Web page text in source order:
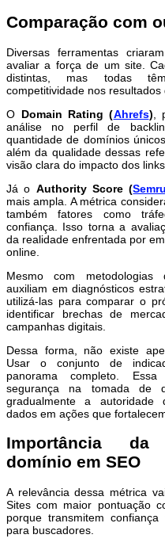
Comparação com
Diversas ferramentas
avaliar a força de um site.
distintas, mas todas
competitividade nos resultados
O Domain Rating (Ahrefs) ,
análise no perfil de
quantidade de domínios
além da qualidade dessas
visão clara do impacto dos
Já o Authority Score (
mais ampla. A métrica
também fatores como
confiança. Isso torna a
da realidade enfrentada por
online.
Mesmo com metodologias
auxiliam em diagnósticos
utilizá-las para comparar o
identificar brechas de
campanhas digitais.
Dessa forma, não existe
Usar o conjunto de
panorama completo.
segurança na tomada de
gradualmente a autoridade
dados em ações que
Importância
domínio em SEO
A relevância dessa métrica
Sites com maior pontuação
porque transmitem
para buscadores.